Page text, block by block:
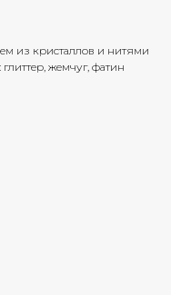
из кристаллов и нитями
жемчуг, фатин